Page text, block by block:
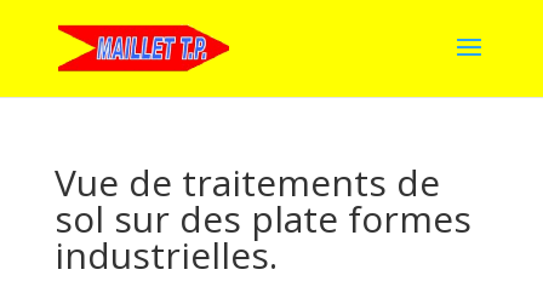
Vue de traitements de
sol sur des plate formes
industrielles.